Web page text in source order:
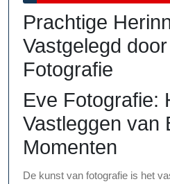
2026
Prachtige
Vastgelegd
Fotografie
Eve Fotografie:
Vastleggen van
Momenten
De kunst van fotografie is het